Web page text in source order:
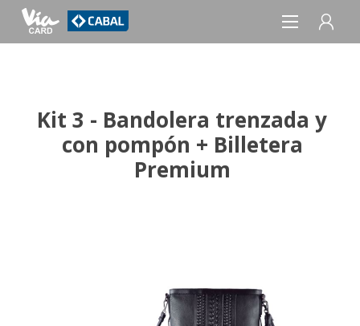
INICIAR SESIÓN
Kit 3 - Bandolera trenzada y
con pompón + Billetera
Premium